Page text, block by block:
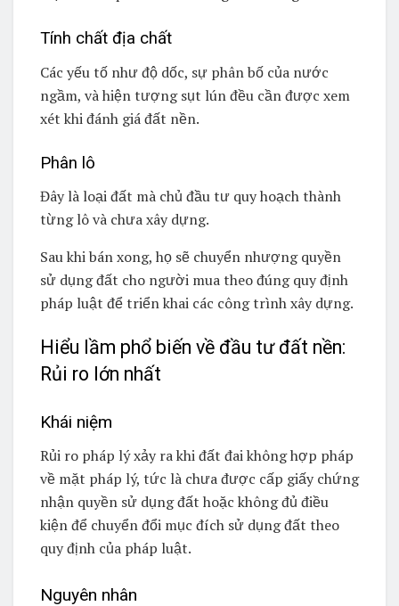
Tính chất địa chất
Các yếu tố như độ dốc, sự phân bố của nước
ngầm, và hiện tượng sụt lún đều cần được xem
xét khi đánh giá đất nền.
Phân lô
Đây là loại đất mà chủ đầu tư quy hoạch thành
từng lô và chưa xây dựng.
Sau khi bán xong, họ sẽ chuyển nhượng quyền
sử dụng đất cho người mua theo đúng quy định
pháp luật để triển khai các công trình xây dựng.
Hiểu lầm phổ biến về đầu tư đất nền:
Rủi ro lớn nhất
Khái niệm
Rủi ro pháp lý xảy ra khi đất đai không hợp pháp
về mặt pháp lý, tức là chưa được cấp giấy chứng
nhận quyền sử dụng đất hoặc không đủ điều
kiện để chuyển đổi mục đích sử dụng đất theo
quy định của pháp luật.
Nguyên nhân